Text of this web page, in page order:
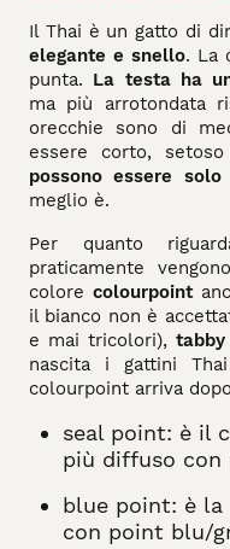
Il Thai è un gatto di
elegante e snello. La
punta. La testa ha
ma più arrotondata
orecchie sono di
essere corto,
possono essere solo
meglio è.
Per quanto
praticamente
colore colourpoint
il bianco non è
e mai tricolori),tabby
nascita i gattini
colourpoint arriva
seal point: è il
più diffuso con
blue point: è la
con point blu/